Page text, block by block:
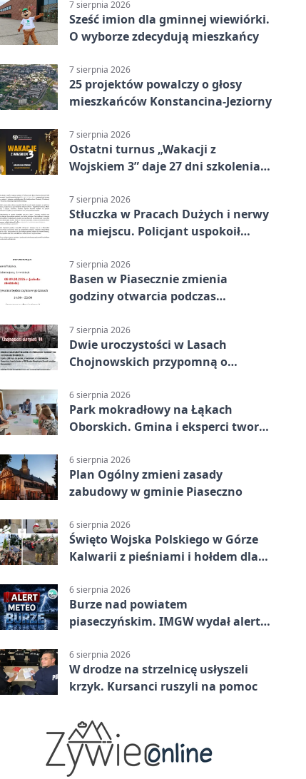
7 sierpnia 2026
Sześć imion dla gminnej wiewiórki.
O wyborze zdecydują mieszkańcy
7 sierpnia 2026
25 projektów powalczy o głosy
mieszkańców Konstancina-Jeziorny
7 sierpnia 2026
Ostatni turnus „Wakacji z
Wojskiem 3” daje 27 dni szkolenia i
7 sierpnia 2026
Stłuczka w Pracach Dużych i nerwy
na miejscu. Policjant uspokoił
7 sierpnia 2026
Basen w Piasecznie zmienia
godziny otwarcia podczas
7 sierpnia 2026
Dwie uroczystości w Lasach
Chojnowskich przypomną o
6 sierpnia 2026
Park mokradłowy na Łąkach
Oborskich. Gmina i eksperci tworzą
6 sierpnia 2026
Plan Ogólny zmieni zasady
zabudowy w gminie Piaseczno
6 sierpnia 2026
Święto Wojska Polskiego w Górze
Kalwarii z pieśniami i hołdem dla
6 sierpnia 2026
Burze nad powiatem
piaseczyńskim. IMGW wydał alert
6 sierpnia 2026
W drodze na strzelnicę usłyszeli
krzyk. Kursanci ruszyli na pomoc